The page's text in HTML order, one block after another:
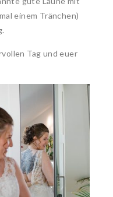
einem Tränchen)
Tag und euer